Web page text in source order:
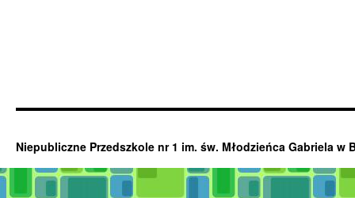
Niepubliczne Przedszkole nr 1 im. św. Młodzieńca Gabriela w